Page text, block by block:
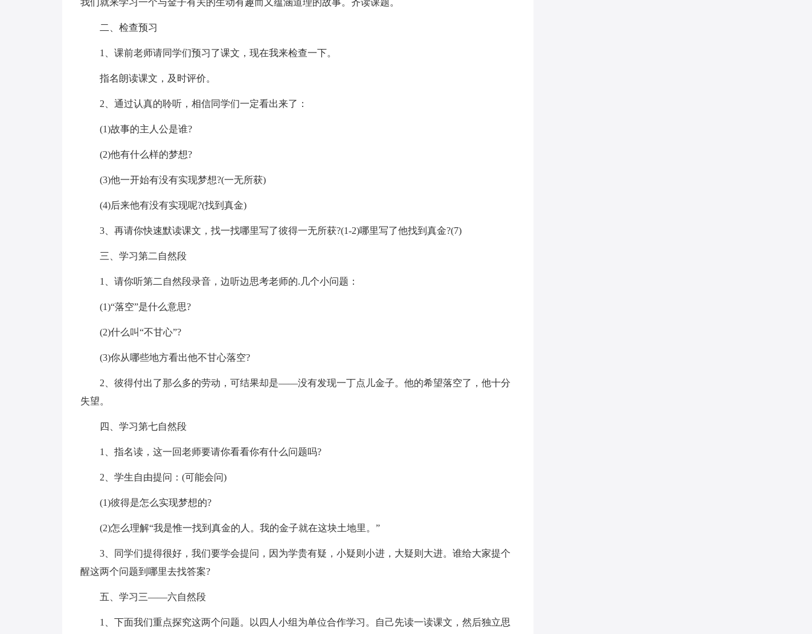
二、检查预习
1、课前老师请同学们预习了课文，现在我来检查一下。
指名朗读课文，及时评价。
2、通过认真的聆听，相信同学们一定看出来了：
(1)故事的主人公是谁?
(2)他有什么样的梦想?
(3)他一开始有没有实现梦想?(一无所获)
(4)后来他有没有实现呢?(找到真金)
3、再请你快速默读课文，找一找哪里写了彼得一无所获?(1-2)哪里写了他找到真金?(7)
三、学习第二自然段
1、请你听第二自然段录音，边听边思考老师的.几个小问题：
(1)“落空”是什么意思?
(2)什么叫“不甘心”?
(3)你从哪些地方看出他不甘心落空?
2、彼得付出了那么多的劳动，可结果却是——没有发现一丁点儿金子。他的希望落空了，他十分
失望。
四、学习第七自然段
1、指名读，这一回老师要请你看看你有什么问题吗?
2、学生自由提问：(可能会问)
(1)彼得是怎么实现梦想的?
(2)怎么理解“我是惟一找到真金的人。我的金子就在这块土地里。”
3、同学们提得很好，我们要学会提问，因为学贵有疑，小疑则小进，大疑则大进。谁给大家提个
醒这两个问题到哪里去找答案?
五、学习三——六自然段
1、下面我们重点探究这两个问题。以四人小组为单位合作学习。自己先读一读课文，然后独立思